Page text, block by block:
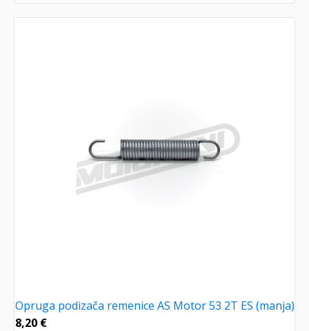
Opruga podizača remenice AS Motor 53 2T ES (manja)
8,20 €